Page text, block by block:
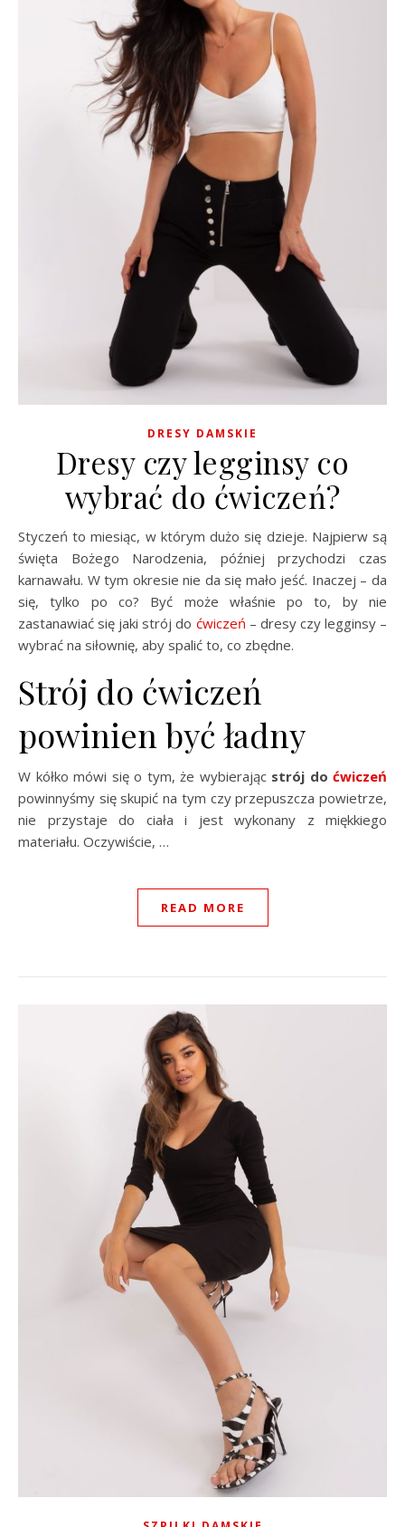
DRESY DAMSKIE
Dresy czy legginsy co
wybrać do ćwiczeń?
Styczeń to miesiąc, w którym dużo się dzieje. Najpierw są
święta Bożego Narodzenia, później przychodzi czas
karnawału. W tym okresie nie da się mało jeść. Inaczej – da
się, tylko po co? Być może właśnie po to, by nie
zastanawiać się jaki strój do ćwiczeń – dresy czy legginsy –
wybrać na siłownię, aby spalić to, co zbędne.
Strój do ćwiczeń
powinien być ładny
W kółko mówi się o tym, że wybierając strój do ćwiczeń
powinnyśmy się skupić na tym czy przepuszcza powietrze,
nie przystaje do ciała i jest wykonany z miękkiego
materiału. Oczywiście, …
READ MORE